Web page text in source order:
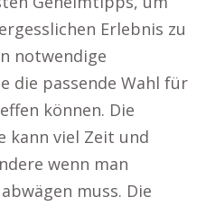
Erlebnis zu
notwendige
die passende Wahl für
können. Die
kann viel Zeit und
wenn man
muss. Die